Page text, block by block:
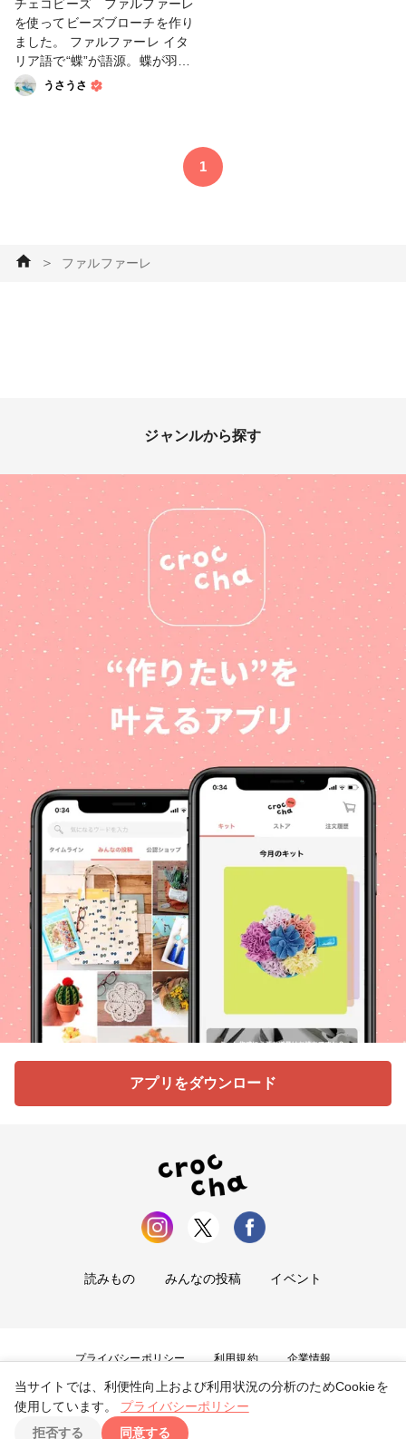
チェコビーズ ファルファーレ
を使ってビーズブローチを作り
ました。 ファルファーレ イタ
リア語で“蝶”が語源。蝶が羽を
広げたような形をしたビーズで
す。両端が膨らみ、中心が窪ん
重なり繊細な立体感が出ます。
今回ファルファーレを初めて使
ルファーレ #ビーズ #ビーズ
＆パーツ #ビーズ刺繍 #ビーズ
うさうさ
1
＞ ファルファーレ
ジャンルから探す
アプリをダウンロード
読みもの みんなの投稿 イベント
プライバシーポリシー 利用規約 企業情報
お問い合わせ
Copyright ©2026tryangle Co., Ltd. All Rights Reserved.
当サイトでは、利便性向上および利用状況の分析のためCookieを
使用しています。
プライバシーポリシー
拒否する
同意する